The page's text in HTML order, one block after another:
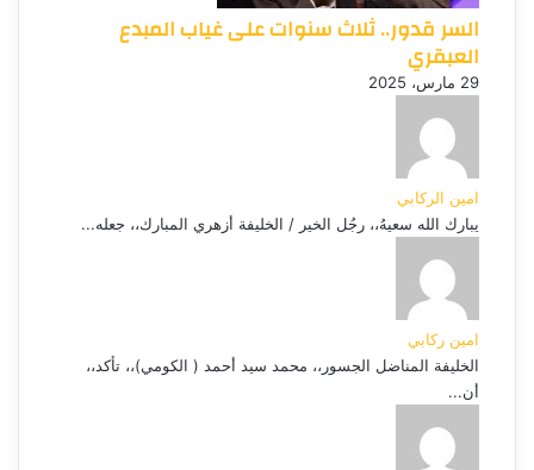
السر قدور.. ثلاث سنوات على غياب المبدع
العبقري
29 مارس، 2025
امين الركابي
يبارك الله سعيهُ،، رجُل الخير / الخليفة أزهري المبارك،، جعله...
امين ركابي
الخليفة المناضل الجسور،، محمد سيد أحمد ( الكومي)،، تأكد،،
أن...